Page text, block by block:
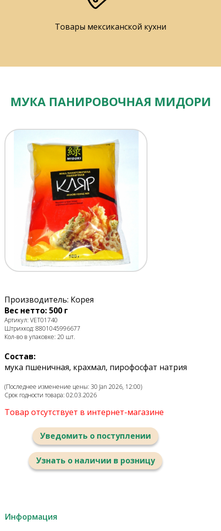
Товары мексиканской кухни
МУКА ПАНИРОВОЧНАЯ МИДОРИ
Производитель: Корея
Вес нетто: 500 г
Артикул: VET01740
Штрихкод: 8801045996677
Кол-во в упаковке: 20 шт.
Состав:
мука пшеничная, крахмал, пирофосфат натрия
(Последнее изменение цены: 30 Jan 2026, 12:00)
Срок годности товара: 02.03.2026
Товар отсутствует в интернет-магазине
Уведомить о поступлении
Узнать о наличии в розницу
Информация